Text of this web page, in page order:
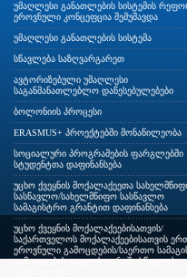
უმაღლესი განათლების სისტემის
ეროვნული კონცეფცია შემუშავდა
უმაღლესი განათლების სისტემა
სწავლება საზღვარგარეთ
ავტორიზებული უმაღლესი
საგანმანათლებლო დაწესებულებები
ბოლონიის პროცესი
ERASMUS+ პროექტებში მონაწილეობა
სოციალური პროგრამების ფარგლებში
სტუდენტთა დაფინანსება
უცხო ქვეყნის მოქალაქეეთა
სასწავლო/სახელმწიფო სასწავლო
სამაგისტრო გრანტით დაფინანსება
უცხო ქვეყნის მოქალაქეებისათვის/
საქართველოს მოქალაქეებისათვის
ეროვნული გამოცდების/საერთო
გამოცდების გავლის გარეშე სწავლის